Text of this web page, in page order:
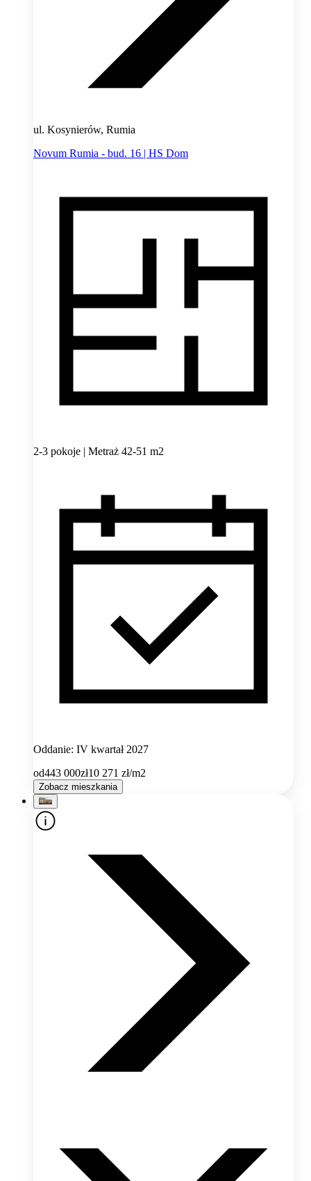
ul. Kosynierów, Rumia
Novum Rumia - bud. 16 | HS Dom
2-3 pokoje | Metraż 42-51 m2
Oddanie: IV kwartał 2027
od443 000zł10 271 zł/m2
Zobacz mieszkania